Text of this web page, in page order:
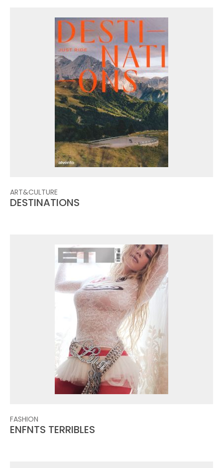
ART&CULTURE
DESTINATIONS
FASHION
ENFNTS TERRIBLES